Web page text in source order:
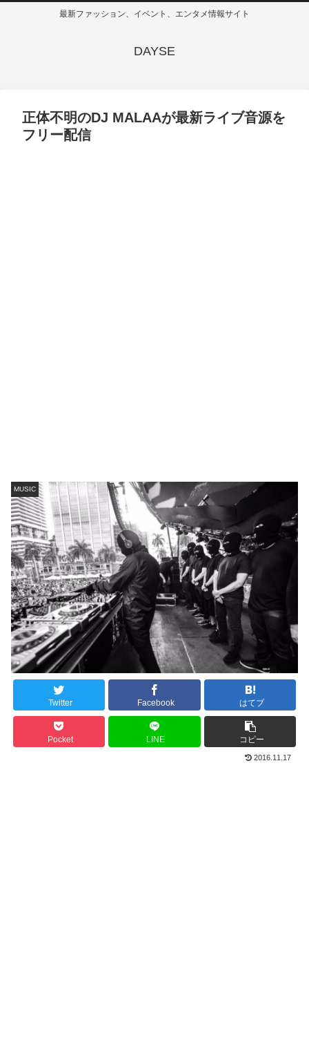
最新ファッション、イベント、エンタメ情報サイト
DAYSE
正体不明のDJ MALAAが最新ライブ音源を
フリー配信
MUSIC
Twitter Facebook はてブ
Pocket LINE コピー
2016.11.17